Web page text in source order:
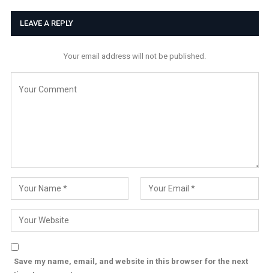
LEAVE A REPLY
Your email address will not be published.
Save my name, email, and website in this browser for the next